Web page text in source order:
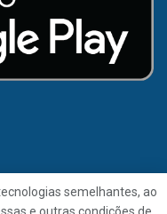
semelhantes, ao